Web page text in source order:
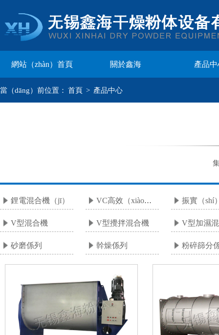
網站（zhàn）首頁 關於鑫海 產品中
當（dāng）前位置： 首頁 > 產品中心
鋰電混合機（jī）
+
VC高效（xiào）混合機
+ +
V型混合機
+
V型攪拌混合機
+
V型加濕
+
砂磨係列 幹燥係列
+
粉碎篩分
+